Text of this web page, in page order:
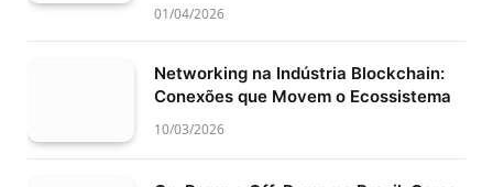
01/04/2026
Networking na Indústria Blockchain:
Conexões que Movem o Ecossistema
10/03/2026